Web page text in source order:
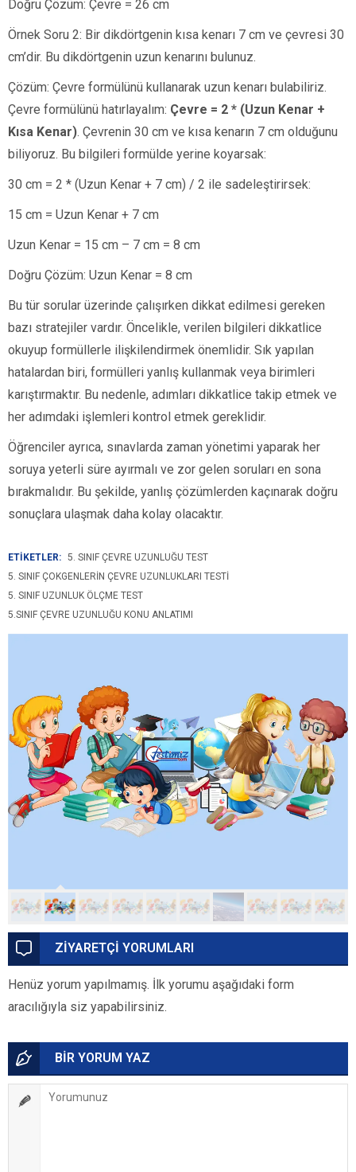
Doğru Çözüm: Çevre = 26 cm
Örnek Soru 2: Bir dikdörtgenin kısa kenarı 7 cm ve çevresi 30
cm’dir. Bu dikdörtgenin uzun kenarını bulunuz.
Çözüm: Çevre formülünü kullanarak uzun kenarı bulabiliriz.
Çevre formülünü hatırlayalım: Çevre = 2 * (Uzun Kenar +
Kısa Kenar). Çevrenin 30 cm ve kısa kenarın 7 cm olduğunu
biliyoruz. Bu bilgileri formülde yerine koyarsak:
30 cm = 2 * (Uzun Kenar + 7 cm) / 2 ile sadeleştirirsek:
15 cm = Uzun Kenar + 7 cm
Uzun Kenar = 15 cm – 7 cm = 8 cm
Doğru Çözüm: Uzun Kenar = 8 cm
Bu tür sorular üzerinde çalışırken dikkat edilmesi gereken
bazı stratejiler vardır. Öncelikle, verilen bilgileri dikkatlice
okuyup formüllerle ilişkilendirmek önemlidir. Sık yapılan
hatalardan biri, formülleri yanlış kullanmak veya birimleri
karıştırmaktır. Bu nedenle, adımları dikkatlice takip etmek ve
her adımdaki işlemleri kontrol etmek gereklidir.
Öğrenciler ayrıca, sınavlarda zaman yönetimi yaparak her
soruya yeterli süre ayırmalı ve zor gelen soruları en sona
bırakmalıdır. Bu şekilde, yanlış çözümlerden kaçınarak doğru
sonuçlara ulaşmak daha kolay olacaktır.
ETİKETLER: 5. SINIF ÇEVRE UZUNLUĞU TEST
5. SINIF ÇOKGENLERIN ÇEVRE UZUNLUKLARI TESTI
5. SINIF UZUNLUK ÖLÇME TEST
5.SINIF ÇEVRE UZUNLUĞU KONU ANLATIMI
ZİYARETÇİ YORUMLARI
Henüz yorum yapılmamış. İlk yorumu aşağıdaki form
aracılığıyla siz yapabilirsiniz.
BİR YORUM YAZ